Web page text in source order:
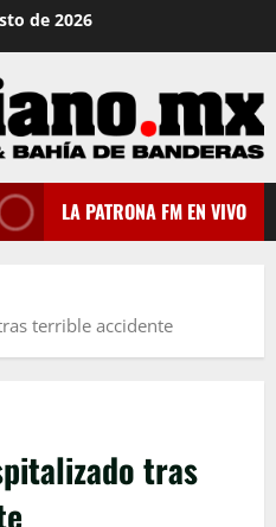
de 2026
LA PATRONA FM EN VIVO
terrible accidente
tras